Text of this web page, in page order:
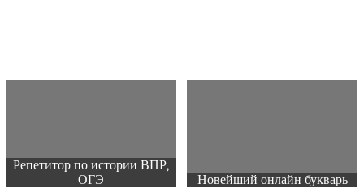
Репетитор по истории ВПР,
ОГЭ
Новейший онлайн букварь